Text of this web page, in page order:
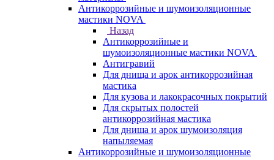
Антикоррозийные и шумоизоляционные
мастики NOVA
Назад
Антикоррозийные и
шумоизоляционные мастики NOVA
Антигравий
Для днища и арок антикоррозийная
мастика
Для кузова и лакокрасочных покрытий
Для скрытых полостей
антикоррозийная мастика
Для днища и арок шумоизоляция
напыляемая
Антикоррозийные и шумоизоляционные